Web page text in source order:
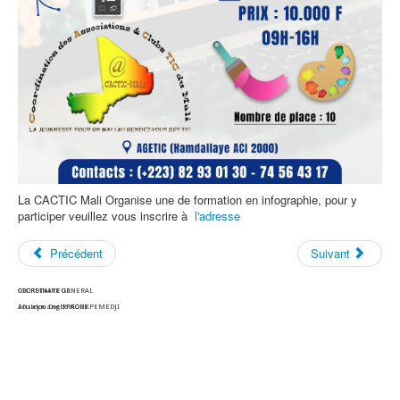
La CACTIC Mali Organise une de formation en infographie, pour y
participer veuillez vous inscrire à l'adresse
Précédent Suivant
COORDINATEUR
Souleymane TRAORE
SECRETAIRE GENERAL
Afisatou Dogbé NOUKPEMEDJI